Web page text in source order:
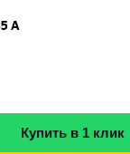
A
Купить в 1 клик